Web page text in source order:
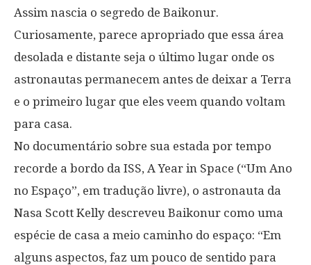
Assim nascia o segredo de Baikonur.
Curiosamente, parece apropriado que essa área
desolada e distante seja o último lugar onde os
astronautas permanecem antes de deixar a Terra
e o primeiro lugar que eles veem quando voltam
para casa.
No documentário sobre sua estada por tempo
recorde a bordo da ISS, A Year in Space (“Um Ano
no Espaço”, em tradução livre), o astronauta da
Nasa Scott Kelly descreveu Baikonur como uma
espécie de casa a meio caminho do espaço: “Em
alguns aspectos, faz um pouco de sentido para